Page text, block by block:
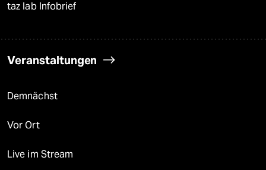
taz lab Infobrief
Veranstaltungen
Demnächst
Vor Ort
Live im Stream